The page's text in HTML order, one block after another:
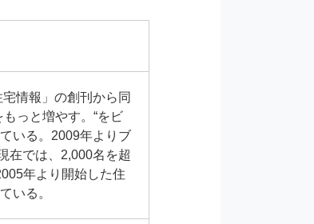
情報」の創刊から同
っと増やす。“をビ
いる。2009年よりブ
在では、2,000名を超
年より開始した住
いる。